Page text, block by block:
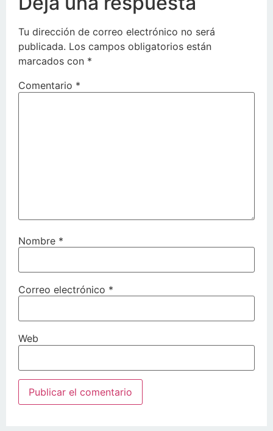
Tu dirección de correo electrónico no será
publicada. Los campos obligatorios están
marcados con *
Comentario *
Nombre *
Correo electrónico *
Web